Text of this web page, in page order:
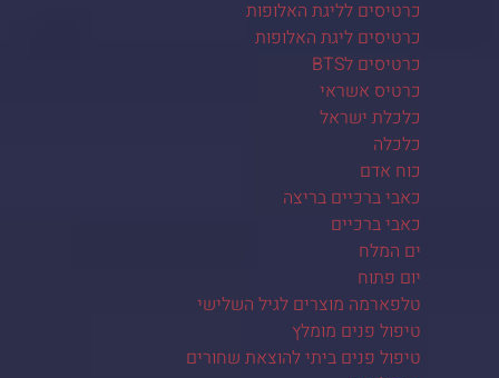
כרטיסים לליגת האלופות
כרטיסים ליגת האלופות
כרטיסים לBTS
כרטיס אשראי
כלכלת ישראל
כלכלה
כוח אדם
כאבי ברכיים בריצה
כאבי ברכיים
ים המלח
יום פתוח
טלפארמה מוצרים לגיל השלישי
טיפול פנים מומלץ
טיפול פנים ביתי להוצאת שחורים